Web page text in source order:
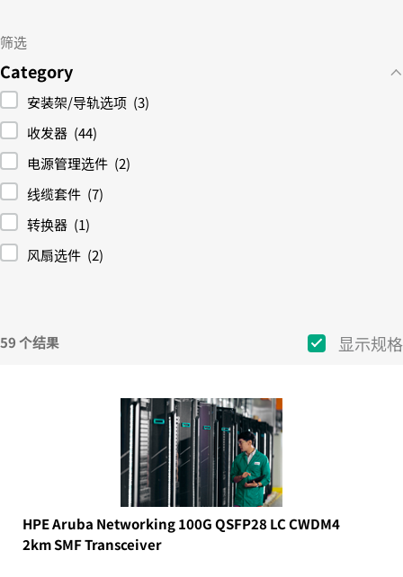
筛选
Category
安装架/导轨选项 (3)
收发器 (44)
电源管理选件 (2)
线缆套件 (7)
转换器 (1)
风扇选件 (2)
59 个结果 显示规格
HPE Aruba Networking 100G QSFP28 LC CWDM4
2km SMF Transceiver